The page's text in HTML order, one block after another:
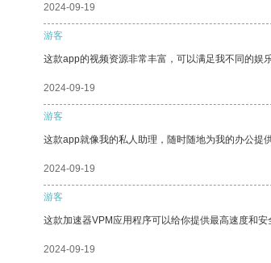
2024-09-19
游客
这款app的视频资源非常丰富，可以满足我不同的娱乐
2024-09-19
游客
这款app就像我的私人助理，随时随地为我的办公提供
2024-09-19
游客
这款加速器VPM应用程序可以给你提供最高速度和安
2024-09-19